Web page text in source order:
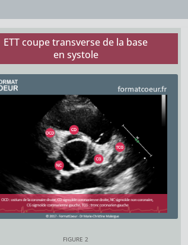
ETT coupe transverse de la base
en systole
FIGURE 2